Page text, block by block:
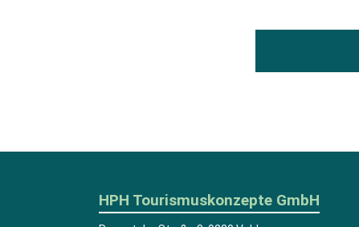
HPH Tourismuskonzepte GmbH